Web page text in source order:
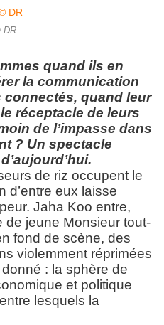
DR
quand ils en
la communication
connectés, quand leur
réceptacle de leurs
de l’impasse dans
? Un spectacle
de riz occupent le
d’entre eux laisse
Jaha Koo entre,
de jeune Monsieur tout-
fond de scène, des
violemment réprimées
: la sphère de
et politique
lesquels la